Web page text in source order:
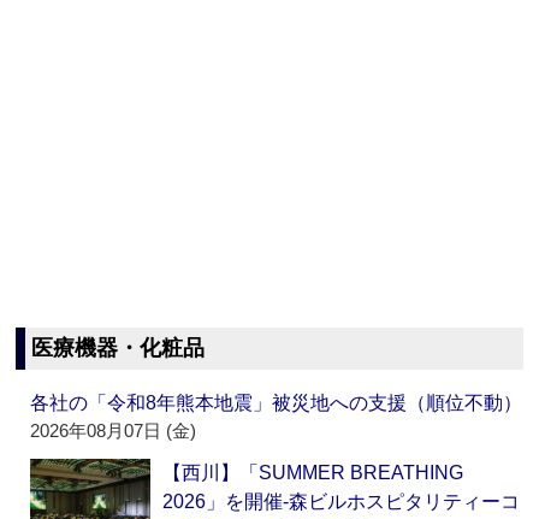
医療機器・化粧品
各社の「令和8年熊本地震」被災地への支援（順位不動）
2026年08月07日 (金)
【西川】「SUMMER BREATHING
2026」を開催‐森ビルホスピタリティーコ